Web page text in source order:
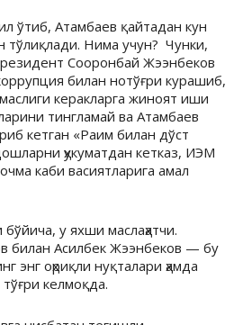
ўтиб, Атамбаев қайтадан кун
тўлиқлади. Нима учун? Чунки,
Сооронбай Жээнбеков
билан нотўғри курашиб,
керакларга жиноят иши
тингламай ва Атамбаев
кетган «Раим билан дўст
ҳукуматдан кетказ, ИЭМ
каби васиятларига амал
у яхши маслаҳатчи.
билан Асилбек Жээнбеков — бу
энг оҳриқли нуқталари ҳамда
келмоқда.